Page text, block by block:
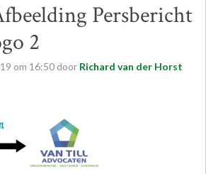
Persbericht
2
om 16:50 door Richard van der Horst